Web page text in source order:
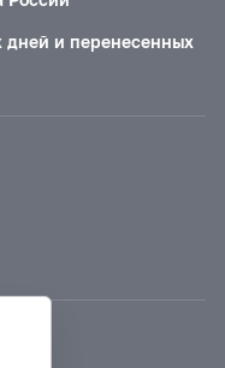
дней и перенесенных